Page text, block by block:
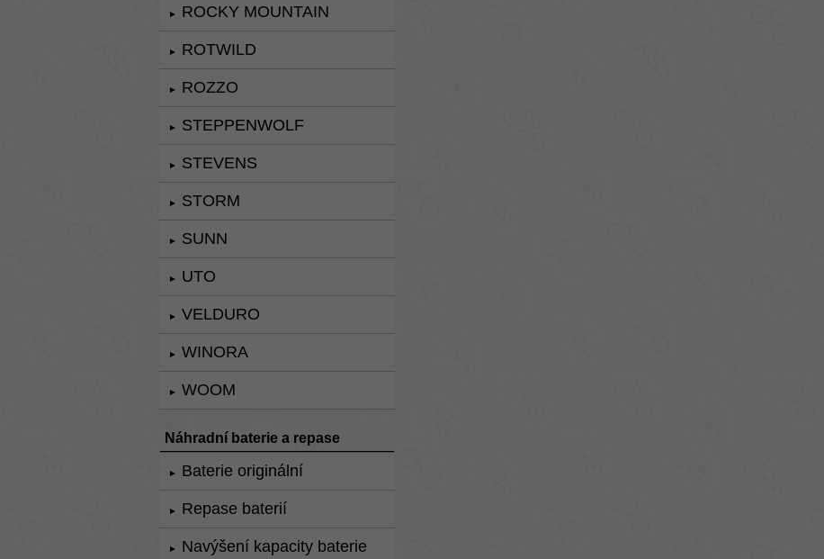
► ROCKY MOUNTAIN
► ROTWILD
► ROZZO
► STEPPENWOLF
► STEVENS
► STORM
► SUNN
► UTO
► VELDURO
► WINORA
► WOOM
Náhradní baterie a repase
► Baterie originální
► Repase baterií
► Navýšení kapacity baterie